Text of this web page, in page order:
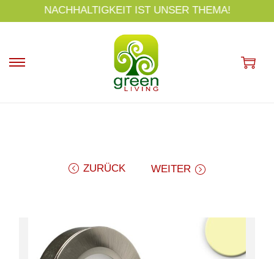
p
NACHHALTIGKEIT IST UNSER THEMA!
ZURÜCK WEITER